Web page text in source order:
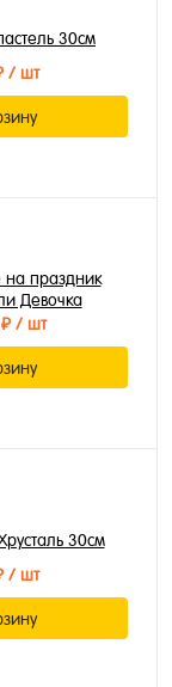
30см
/ шт
праздник
Девочка
/ шт
30см
/ шт